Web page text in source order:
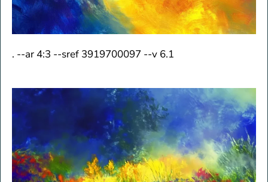
. --ar 4:3 --sref 3919700097 --v 6.1